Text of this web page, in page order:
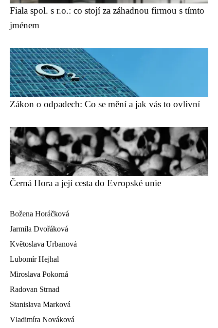
Fiala spol. s r.o.: co stojí za záhadnou firmou s tímto
jménem
Zákon o odpadech: Co se mění a jak vás to ovlivní
Černá Hora a její cesta do Evropské unie
Božena Horáčková
Jarmila Dvořáková
Květoslava Urbanová
Lubomír Hejhal
Miroslava Pokorná
Radovan Strnad
Stanislava Marková
Vladimíra Nováková